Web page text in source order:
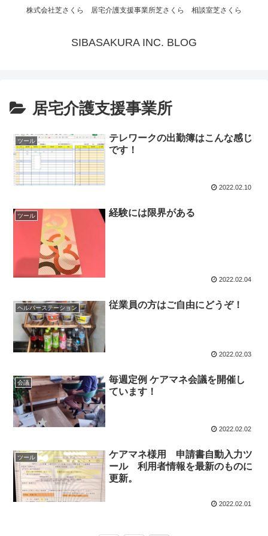
株式会社芝さくら 居宅介護支援事業所芝さくら 相談室芝さくら
SIBASAKURA INC. BLOG
居宅介護支援事業所
ツール
テレワークの出勤簿はこんな感じ
です！
2022.02.10
ツール 経験には限界がある
2022.02.04
ヘルパーステーション 従業員の方はご自由にどうぞ！
2022.02.03
会議
毎週定例 ケアマネ会議を開催し
ています！
2022.02.02
ツール
ケアマネ様用 申請書自動入力ツ
ール 利用者情報を最新のものに
更新。
2022.02.01